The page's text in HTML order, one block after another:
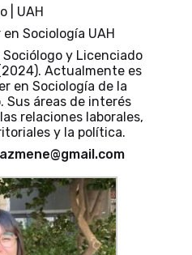
| UAH
Sociología UAH
y Licenciado
Actualmente es
en Sociología de la
Sus áreas de interés
relaciones laborales,
y la política.